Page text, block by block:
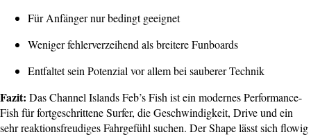
Für Anfänger nur bedingt geeignet
Weniger fehlerverzeihend als breitere Funboards
Entfaltet sein Potenzial vor allem bei sauberer Technik
Fazit: Das Channel Islands Feb’s Fish ist ein modernes Performance-
Fish für fortgeschrittene Surfer, die Geschwindigkeit, Drive und ein
sehr reaktionsfreudiges Fahrgefühl suchen. Der Shape lässt sich flowig